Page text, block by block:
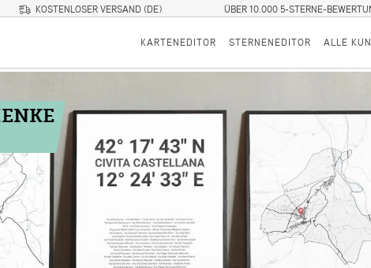
KOSTENLOSER VERSAND (DE) ÜBER 10.000 5-STERNE-
KARTENEDITOR STERNENEDITOR ALLE